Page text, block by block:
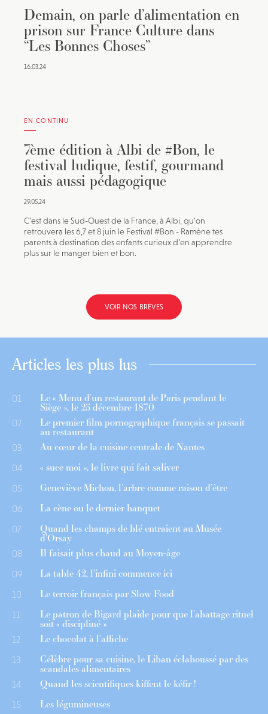
Demain, on parle d’alimentation en
prison sur France Culture dans
“Les Bonnes Choses”
16.03.24
EN CONTINU
7ème édition à Albi de #Bon, le
festival ludique, festif, gourmand
mais aussi pédagogique
29.05.24
C’est dans le Sud-Ouest de la France, à Albi, qu’on
retrouvera les 6,7 et 8 juin le Festival #Bon - Ramène tes
parents à destination des enfants curieux d’en apprendre
plus sur le manger bien et bon.
VOIR NOS BRÈVES
Articles les plus lus
01 Le « Menu d’un restaurant de Paris pendant le
Siège », le 25 décembre 1870
02 Le premier film pornographique français se passait
au restaurant
03 Au cœur de la cuisine centrale de Nantes
04 « suce moi », le livre qui fait saliver
05 Geneviève Michon, l’arbre comme raison d’être
06 La cène ou le dernier banquet
07 Quand les champs de blé entraient au Musée
d’Orsay
08 Il faisait plus chaud au Moyen-âge
09 La table 42, l’infini commence ici
10 Le terroir français par Slow Food
11 Le patron de Bigard plaide pour que l’abattage rituel
soit « discipliné »
12 Le chocolat à l’affiche
13 Célèbre pour sa cuisine, le Liban éclaboussé par des
scandales alimentaires
14 Quand les scientifiques kiffent le kéfir !
15 Les légumineuses